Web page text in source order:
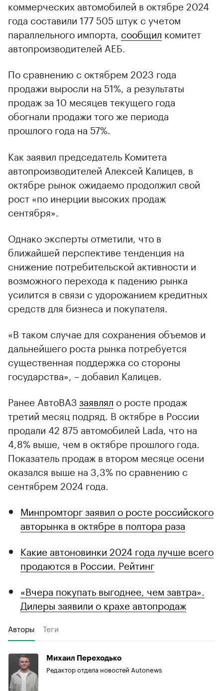
коммерческих автомобилей в октябре 2024
года составили 177 505 штук с учетом
параллельного импорта, сообщил комитет
автопроизводителей АЕБ.
По сравнению с октябрем 2023 года
продажи выросли на 51%, а результаты
продаж за 10 месяцев текущего года
обогнали продажи того же периода
прошлого года на 57%.
Как заявил председатель Комитета
автопроизводителей Алексей Калицев, в
октябре рынок ожидаемо продолжил свой
рост «по инерции высоких продаж
сентября».
Однако эксперты отметили, что в
ближайшей перспективе тенденция на
снижение потребительской активности и
возможного перехода к падению рынка
усилится в связи с удорожанием кредитных
средств для бизнеса и покупателя.
«В таком случае для сохранения объемов и
дальнейшего роста рынка потребуется
существенная поддержка со стороны
государства», – добавил Калицев.
Ранее АвтоВАЗзаявлял о росте продаж
третий месяц подряд. В октябре в России
продали 42 875 автомобилей Lada, что на
4,8% выше, чем в октябре прошлого года.
Показатель продаж в втором месяце осени
оказался выше на 3,3% по сравнению с
сентябрем 2024 года.
Минпромторг заявил о росте российского
авторынка в октябре в полтора раза
Какие автоновинки 2024 года лучше всего
продаются в России. Рейтинг
«Вчера покупать выгоднее, чем завтра».
Дилеры заявили о крахе автопродаж
Авторы Теги
Михаил Переходько
Редактор отдела новостей Autonews